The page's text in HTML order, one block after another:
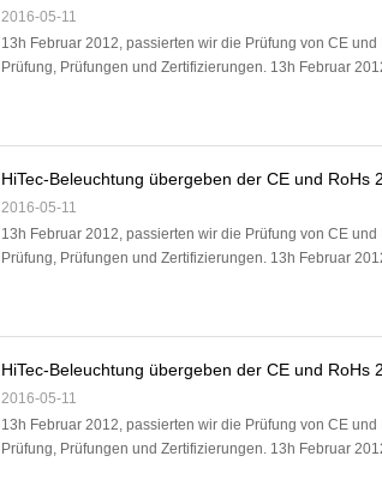
2016-05-11
13h Februar 2012, passierten wir die Prüfung von CE
Prüfung, Prüfungen und Zertifizierungen. 13h Februar
HiTec-Beleuchtung übergeben der CE und RoHs
2016-05-11
13h Februar 2012, passierten wir die Prüfung von CE
Prüfung, Prüfungen und Zertifizierungen. 13h Februar
HiTec-Beleuchtung übergeben der CE und RoHs
2016-05-11
13h Februar 2012, passierten wir die Prüfung von CE
Prüfung, Prüfungen und Zertifizierungen. 13h Februar